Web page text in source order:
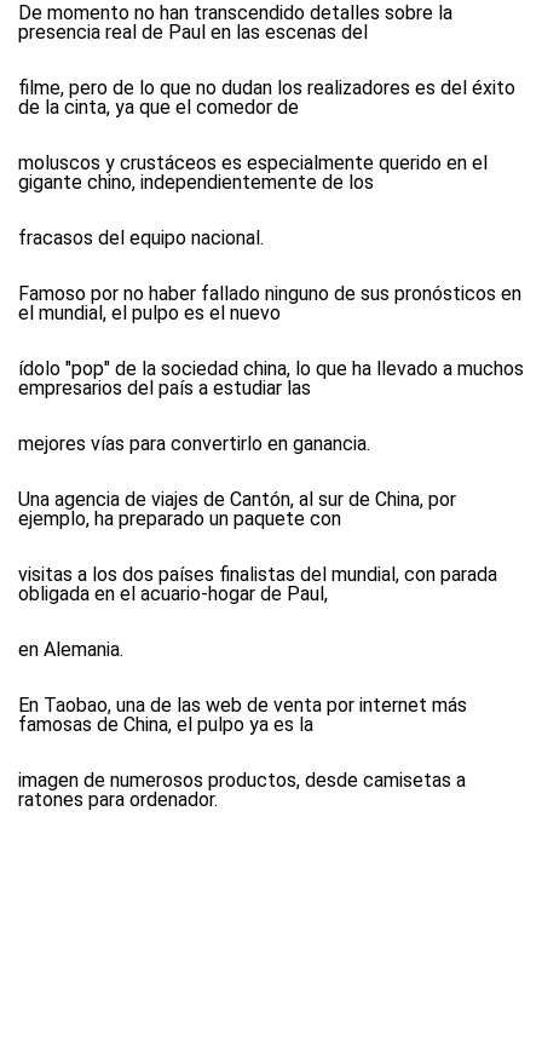
De momento no han transcendido detalles sobre la
presencia real de Paul en las escenas del
filme, pero de lo que no dudan los realizadores es del éxito
de la cinta, ya que el comedor de
moluscos y crustáceos es especialmente querido en el
gigante chino, independientemente de los
fracasos del equipo nacional.
Famoso por no haber fallado ninguno de sus pronósticos en
el mundial, el pulpo es el nuevo
ídolo "pop" de la sociedad china, lo que ha llevado a muchos
empresarios del país a estudiar las
mejores vías para convertirlo en ganancia.
Una agencia de viajes de Cantón, al sur de China, por
ejemplo, ha preparado un paquete con
visitas a los dos países finalistas del mundial, con parada
obligada en el acuario-hogar de Paul,
en Alemania.
En Taobao, una de las web de venta por internet más
famosas de China, el pulpo ya es la
imagen de numerosos productos, desde camisetas a
ratones para ordenador.